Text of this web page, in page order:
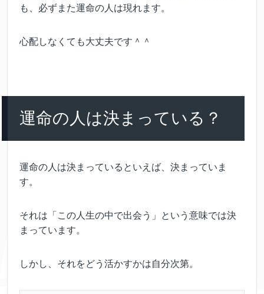
も、必ずまた運命の人は現れます。
心配しなくても大丈夫です＾＾
運命の人は決まっている？
運命の人は決まっているといえば、決まっていま
す。
それは「この人生の中で出会う」という意味では決
まっています。
しかし、それをどう活かすかは自分次第。